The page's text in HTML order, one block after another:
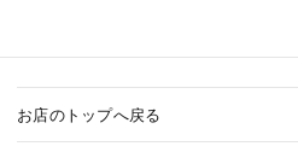
お店のトップへ戻る